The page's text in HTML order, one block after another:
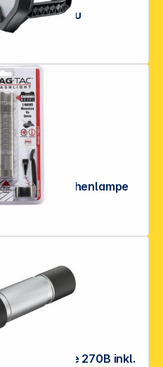
Varta Work Flex Stadium Light mit Akku
270B inkl.
uns auf